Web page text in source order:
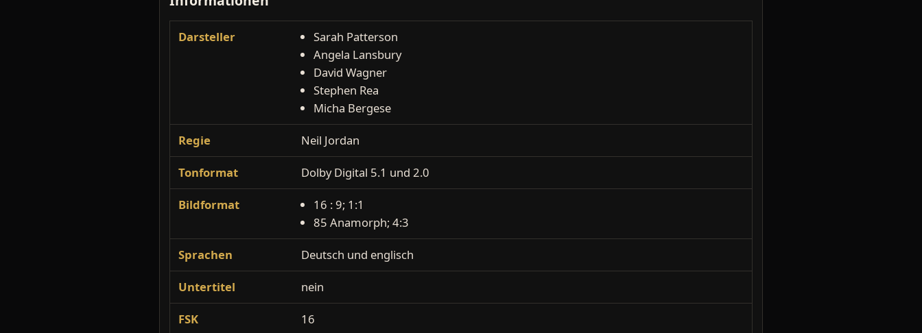
Darsteller
Sarah Patterson
Angela Lansbury
David Wagner
Stephen Rea
Micha Bergese
Regie Neil Jordan
Tonformat Dolby Digital 5.1 und 2.0
Bildformat
16 : 9; 1:1
85 Anamorph; 4:3
Sprachen Deutsch und englisch
Untertitel nein
FSK 16